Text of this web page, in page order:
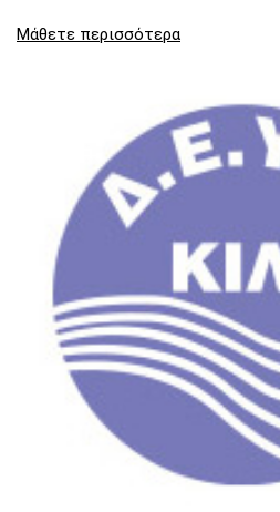
Μάθετε περισσότερα